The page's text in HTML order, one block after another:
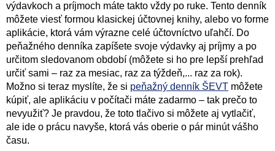
výdavkoch a príjmoch máte takto vždy po ruke. Tento denník
môžete viesť formou klasickej účtovnej knihy, alebo vo forme
aplikácie, ktorá vám výrazne celé účtovníctvo uľahčí. Do
peňažného denníka zapíšete svoje výdavky aj príjmy a po
určitom sledovanom období (môžete si ho pre lepší prehľad
určiť sami – raz za mesiac, raz za týždeň,... raz za rok).
Možno si teraz myslíte, že si peňažný denník ŠEVT môžete
kúpiť, ale aplikáciu v počítači máte zadarmo – tak prečo to
nevyužiť? Je pravdou, že toto tlačivo si môžete aj vytlačiť,
ale ide o prácu navyše, ktorá vás oberie o pár minút vášho
času.